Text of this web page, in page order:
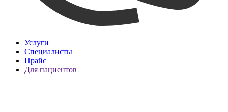
Услуги
Специалисты
Прайс
Для пациентов